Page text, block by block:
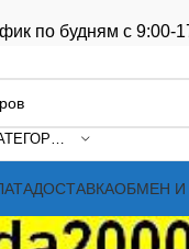
по будням с 9:00-
ВЫБЕРИТЕ КАТЕГОРИЮ
ДОСТАВКАОБМЕН И